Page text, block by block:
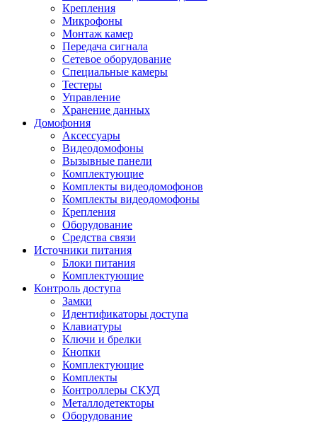
Крепления
Микрофоны
Монтаж камер
Передача сигнала
Сетевое оборудование
Специальные камеры
Тестеры
Управление
Хранение данных
Домофония
Аксессуары
Видеодомофоны
Вызывные панели
Комплектующие
Комплекты видеодомофонов
Комплекты видеодомофоны
Крепления
Оборудование
Средства связи
Источники питания
Блоки питания
Комплектующие
Контроль доступа
Замки
Идентификаторы доступа
Клавиатуры
Ключи и брелки
Кнопки
Комплектующие
Комплекты
Контроллеры СКУД
Металлодетекторы
Оборудование